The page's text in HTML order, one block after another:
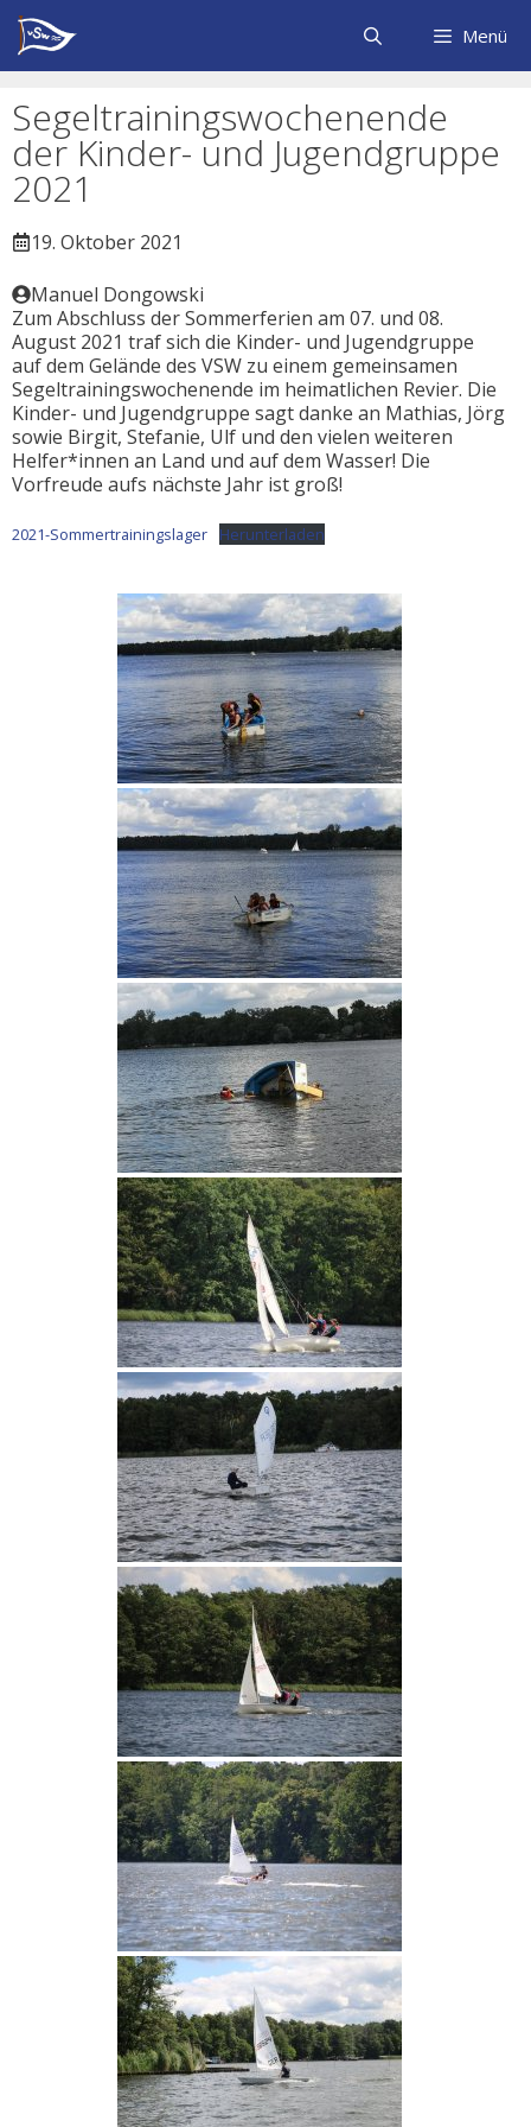
Zum
Inhalt
springen
Menü
Segeltrainingswochenende
der Kinder- und Jugendgruppe
2021
19. Oktober 2021
Manuel Dongowski
Zum Abschluss der Sommerferien am 07. und 08.
August 2021 traf sich die Kinder- und Jugendgruppe
auf dem Gelände des VSW zu einem gemeinsamen
Segeltrainingswochenende im heimatlichen Revier. Die
Kinder- und Jugendgruppe sagt danke an Mathias, Jörg
sowie Birgit, Stefanie, Ulf und den vielen weiteren
Helfer*innen an Land und auf dem Wasser! Die
Vorfreude aufs nächste Jahr ist groß!
2021-Sommertrainingslager Herunterladen